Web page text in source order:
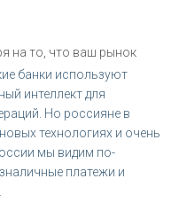
на то, что ваш рынок
банки используют
интеллект для
Но россияне в
технологиях и очень
мы видим по-
платежи и